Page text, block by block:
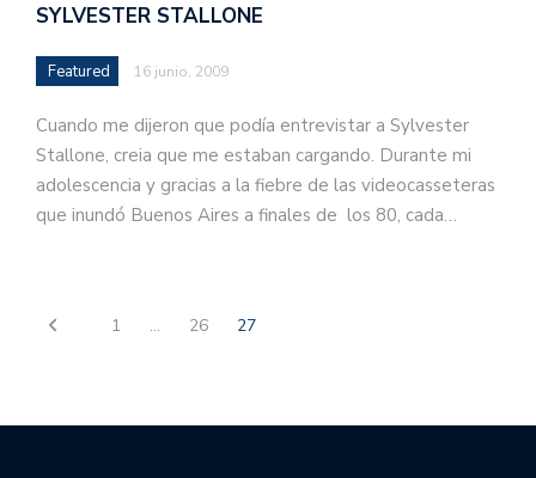
SYLVESTER STALLONE
Featured 16 junio, 2009
Cuando me dijeron que podía entrevistar a Sylvester
Stallone, creia que me estaban cargando. Durante mi
adolescencia y gracias a la fiebre de las videocasseteras
que inundó Buenos Aires a finales de los 80, cada…
1 … 26 27